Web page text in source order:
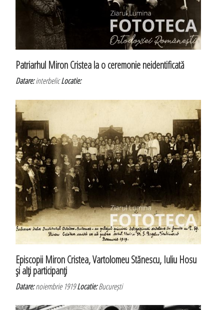
Patriarhul Miron Cristea la o ceremonie neidentificată
Datare:interbelicLocatie:
Episcopii Miron Cristea, Vartolomeu Stănescu, Iuliu Hosu
şi alţi participanţi
Datare:noiembrie 1919Locatie:București